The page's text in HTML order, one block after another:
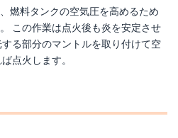
Amazonで詳細を見る
楽天で詳細を見る
燃料タンクの空気圧を高めるため
この作業は点火後も炎を安定させ
る部分のマントルを取り付けて空
点火します。